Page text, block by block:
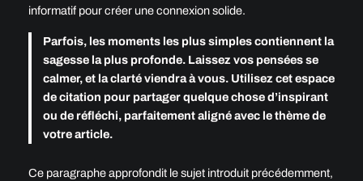
informatif pour créer une connexion solide.
Parfois, les moments les plus simples contiennent la
sagesse la plus profonde. Laissez vos pensées se
calmer, et la clarté viendra à vous. Utilisez cet espace
de citation pour partager quelque chose d’inspirant
ou de réfléchi, parfaitement aligné avec le thème de
votre article.
Ce paragraphe approfondit le sujet introduit précédemment,